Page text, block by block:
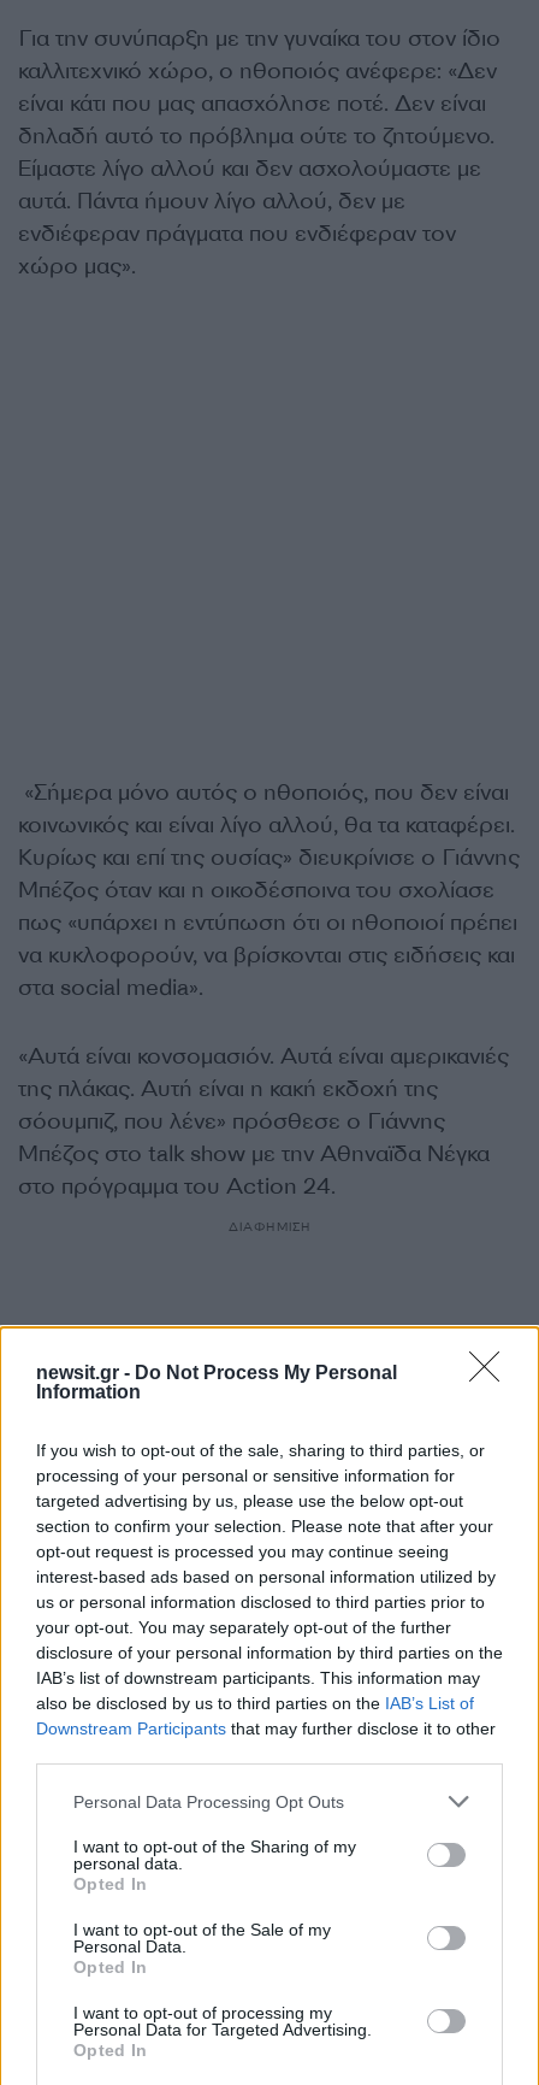
newsit.gr - Do Not Process My Personal
Information
If you wish to opt-out of the sale, sharing to third parties, or
processing of your personal or sensitive information for
targeted advertising by us, please use the below opt-out
section to confirm your selection. Please note that after your
opt-out request is processed you may continue seeing
interest-based ads based on personal information utilized by
us or personal information disclosed to third parties prior to
your opt-out. You may separately opt-out of the further
disclosure of your personal information by third parties on the
IAB’s list of downstream participants. This information may
also be disclosed by us to third parties on the IAB’s List of
Downstream Participants that may further disclose it to other
Please note that this website/app uses one or more Google
not limited to your visit or usage behaviour. You may click to
grant or deny consent to Google and its third-party tags to
use your data for below specified purposes in below Google
consent section.
Personal Data Processing Opt Outs
I want to opt-out of the Sharing of my
personal data.
Opted In
I want to opt-out of the Sale of my
Personal Data.
Opted In
I want to opt-out of processing my
Personal Data for Targeted Advertising.
Opted In
Για την συνύπαρξη με την γυναίκα του στον ίδιο
καλλιτεχνικό χώρο, ο ηθοποιός ανέφερε: «Δεν
είναι κάτι που μας απασχόλησε ποτέ. Δεν είναι
δηλαδή αυτό το πρόβλημα ούτε το ζητούμενο.
Είμαστε λίγο αλλού και δεν ασχολούμαστε με
αυτά. Πάντα ήμουν λίγο αλλού, δεν με
ενδιέφεραν πράγματα που ενδιέφεραν τον
χώρο μας».
«Σήμερα μόνο αυτός ο ηθοποιός, που δεν είναι
κοινωνικός και είναι λίγο αλλού, θα τα καταφέρει.
Κυρίως και επί της ουσίας» διευκρίνισε ο Γιάννης
Μπέζος όταν και η οικοδέσποινα του σχολίασε
πως «υπάρχει η εντύπωση ότι οι ηθοποιοί πρέπει
να κυκλοφορούν, να βρίσκονται στις ειδήσεις και
στα social media».
«Αυτά είναι κονσομασιόν. Αυτά είναι αμερικανιές
της πλάκας. Αυτή είναι η κακή εκδοχή της
σόουμπιζ, που λένε» πρόσθεσε ο Γιάννης
Μπέζος στο talk show με την Αθηναϊδα Νέγκα
στο πρόγραμμα του Action 24.
ΔΙΑΦΗΜΙΣΗ
Σχόλια
Αν τα χάσατε
Γιώργος Λιάγκας: «Ο
Γιώργος Μαζωνάκης μου
είπε ότι όλη αυτή η ιστορία
τον αναγέννησε»
Γιώργος
περάσει δύσκολα»
δημοφιλή